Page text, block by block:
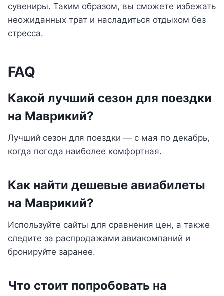
сувениры. Таким образом, вы сможете избежать
неожиданных трат и насладиться отдыхом без
стресса.
FAQ
Какой лучший сезон для поездки
на Маврикий?
Лучший сезон для поездки — с мая по декабрь,
когда погода наиболее комфортная.
Как найти дешевые авиабилеты
на Маврикий?
Используйте сайты для сравнения цен, а также
следите за распродажами авиакомпаний и
бронируйте заранее.
Что стоит попробовать на